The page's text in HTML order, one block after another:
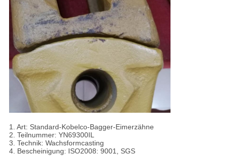
1. Art: Standard-Kobelco-Bagger-Eimerzähne
2. Teilnummer: YN69300IL
3. Technik: Wachsformcasting
4. Bescheinigung: ISO2008: 9001, SGS